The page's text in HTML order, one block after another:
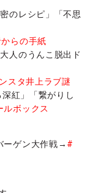
のレシピ」「不思
らの手紙
人のうんこ脱出ド
スタ井上ラブ謎
紅」「繋がりし
ルボックス
ーゲン大作戦→ #